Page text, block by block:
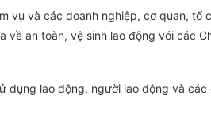
vụ và các doanh nghiệp, cơ quan, tổ
về an toàn, vệ sinh lao động với các
lao động, người lao động và